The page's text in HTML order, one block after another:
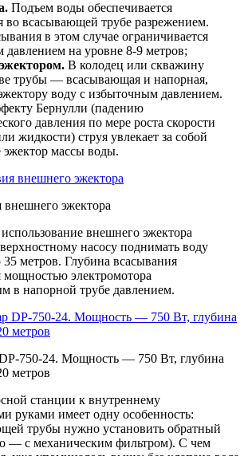
Подъем воды обеспечивается
во всасывающей трубе разрежением.
в этом случае ограничивается
давлением на уровне 8-9 метров;
В колодец или скважину
трубы — всасывающая и напорная,
воду с избыточным давлением.
Бернулли (падению
давления по мере роста скорости
жидкости) струя увлекает за собой
массы воды.
эжектора
внешнего эжектора
насосу поднимать воду
метров. Глубина всасывания
мощностью электромотора
в напорной трубе давлением.
750-24. Мощность — 750 Вт, глубина
метров
станции к внутреннему
руками имеет одну особенность:
трубы нужно установить обратный
— с механическим фильтром). С чем